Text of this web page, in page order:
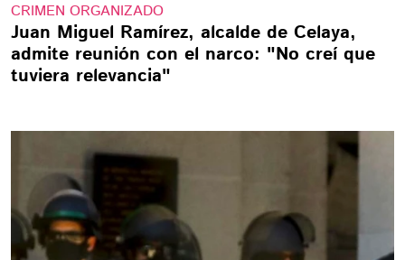
CRIMEN ORGANIZADO
Juan Miguel Ramírez, alcalde de Celaya,
admite reunión con el narco: "No creí que
tuviera relevancia"